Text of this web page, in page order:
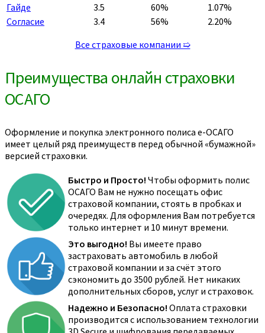
Гайде
3.5 60%
1.07%
Согласие
3.4 56%
2.20%
Все страховые компании ➯
Преимущества онлайн страховки
ОСАГО
Оформление и покупка электронного полиса е-ОСАГО
имеет целый ряд преимуществ перед обычной «бумажной»
версией страховки.
Быстро и Просто! Чтобы оформить полис
ОСАГО Вам не нужно посещать офис
страховой компании, стоять в пробках и
очередях. Для оформления Вам потребуется
только интернет и 10 минут времени.
Это выгодно! Вы имеете право
застраховать автомобиль в любой
страховой компании и за счёт этого
сэкономить до 3500 рублей. Нет никаких
дополнительных сборов, услуг и страховок.
Надежно и Безопасно! Оплата страховки
производится с использованием технологии